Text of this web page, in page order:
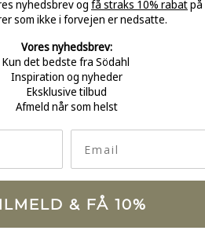
nyhedsbrev og få straks 10% rabatpå
som ikke i forvejen er nedsatte.
Vores nyhedsbrev:
Kun det bedste fra Södahl
Inspiration og nyheder
Eksklusive tilbud
Afmeld når som helst
& FÅ 10%